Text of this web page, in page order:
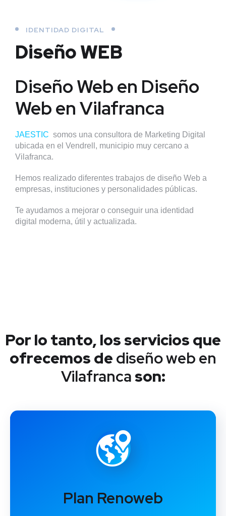
IDENTIDAD DIGITAL
Diseño WEB
Diseño Web en Diseño
Web en Vilafranca
JAESTIC somos una consultora de Marketing Digital
ubicada en el Vendrell, municipio muy cercano a
Vilafranca.
Hemos realizado diferentes trabajos de diseño Web a
empresas, instituciones y personalidades públicas.
Te ayudamos a mejorar o conseguir una identidad
digital moderna, útil y actualizada.
Por lo tanto, los servicios que
ofrecemos de diseño web en
Vilafrancason:
Plan Renoweb